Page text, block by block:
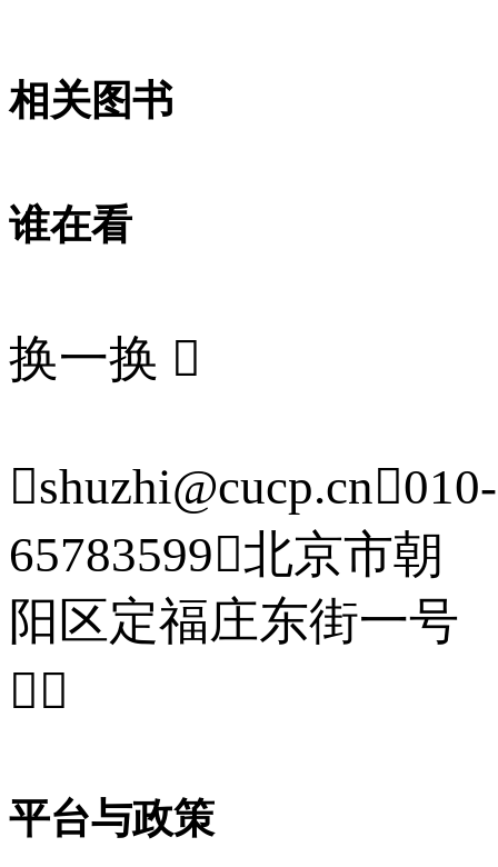
相关图书
谁在看
换一换 
shuzhi@cucp.cn010-
65783599北京市朝
阳区定福庄东街一号

平台与政策